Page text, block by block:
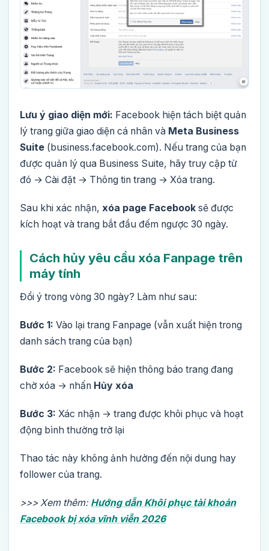
Lưu ý giao diện mới: Facebook hiện tách biệt quản
lý trang giữa giao diện cá nhân và Meta Business
Suite (business.facebook.com). Nếu trang của bạn
được quản lý qua Business Suite, hãy truy cập từ
đó → Cài đặt → Thông tin trang → Xóa trang.
Sau khi xác nhận, xóa page Facebook sẽ được
kích hoạt và trang bắt đầu đếm ngược 30 ngày.
Cách hủy yêu cầu xóa Fanpage trên
máy tính
Đổi ý trong vòng 30 ngày? Làm như sau:
Bước 1: Vào lại trang Fanpage (vẫn xuất hiện trong
danh sách trang của bạn)
Bước 2: Facebook sẽ hiện thông báo trang đang
chờ xóa → nhấn Hủy xóa
Bước 3: Xác nhận → trang được khôi phục và hoạt
động bình thường trở lại
Thao tác này không ảnh hưởng đến nội dung hay
follower của trang.
>>> Xem thêm: Hướng dẫn Khôi phục tài khoản
Facebook bị xóa vĩnh viễn 2026